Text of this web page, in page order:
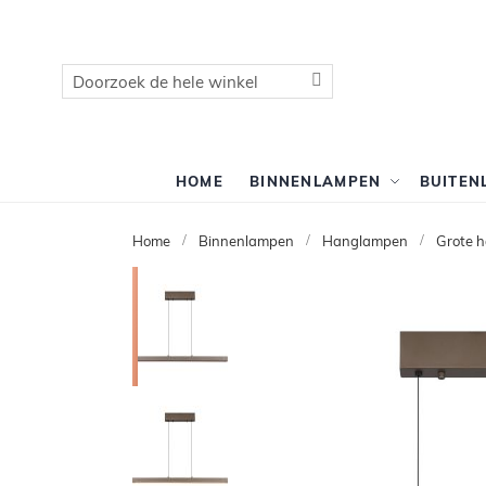
Zoek
HOME BINNENLAMPEN
Home Binnenlampen Hanglampen Grote
naar
van
de
afbeeldingen-